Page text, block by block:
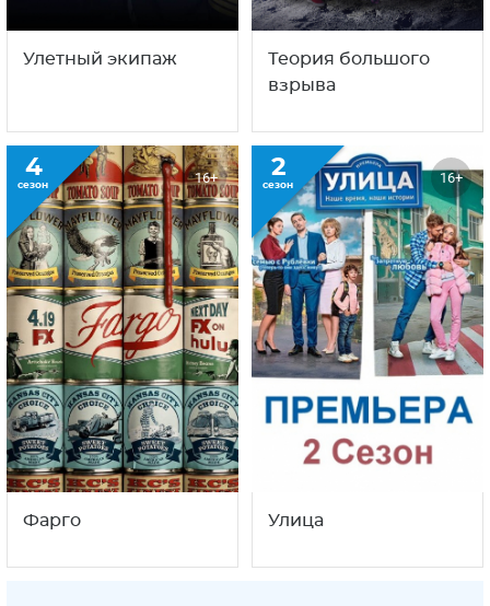
Улетный экипаж
Теория большого
взрыва
4
сезон 16+
Фарго
2
сезон 16+
Улица